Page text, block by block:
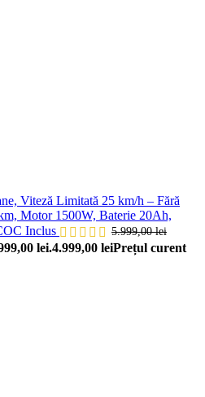
Viteză Limitată 25 km/h – Fără
Motor 1500W, Baterie 20Ah,
Inclus
5.999,00lei
lei.4.999,00 leiPrețul curent